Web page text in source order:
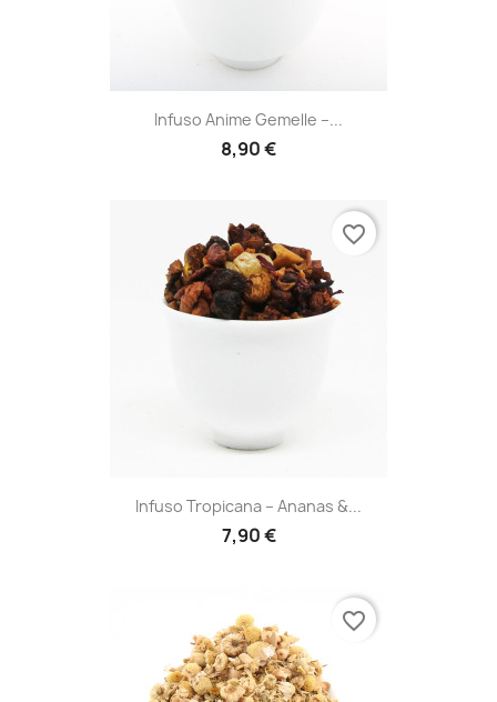
Infuso Anime Gemelle –...
8,90 €
Infuso Tropicana – Ananas &...
7,90 €
favorite_border
favorite_border